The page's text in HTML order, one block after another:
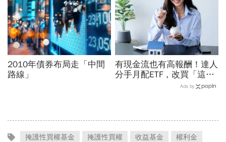
2010年債券布局走「中間
路線」
有現金流也有高報酬！達人
分手月配ETF，改買「這檔
基金」1年大賺40%...我該
Ads by
掩護性買權基金 掩護性買權 收益基金
權利金